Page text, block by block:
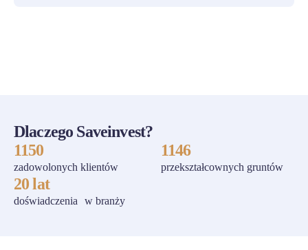
Dlaczego Saveinvest?
1150
zadowolonych klientów
1146
przekształcownych gruntów
20 lat
doświadczenia w branży